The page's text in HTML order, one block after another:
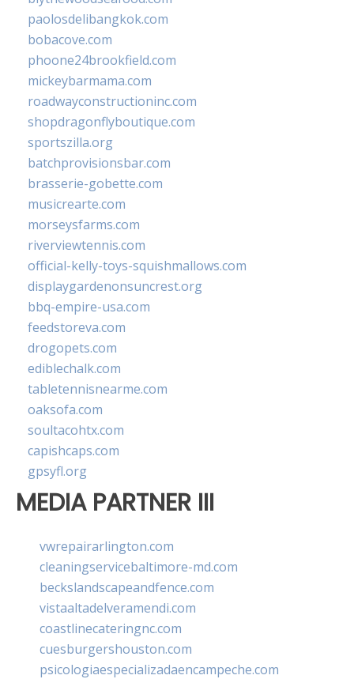
paolosdelibangkok.com
bobacove.com
phoone24brookfield.com
mickeybarmama.com
roadwayconstructioninc.com
shopdragonflyboutique.com
sportszilla.org
batchprovisionsbar.com
brasserie-gobette.com
musicrearte.com
morseysfarms.com
riverviewtennis.com
official-kelly-toys-squishmallows.com
displaygardenonsuncrest.org
bbq-empire-usa.com
feedstoreva.com
drogopets.com
ediblechalk.com
tabletennisnearme.com
oaksofa.com
soultacohtx.com
capishcaps.com
gpsyfl.org
MEDIA PARTNER III
vwrepairarlington.com
cleaningservicebaltimore-md.com
beckslandscapeandfence.com
vistaaltadelveramendi.com
coastlinecateringnc.com
cuesburgershouston.com
psicologiaespecializadaencampeche.com